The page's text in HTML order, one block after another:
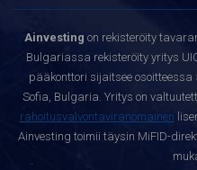
Ainvesting on rekisteröity
Bulgariassa rekisteröity yritys
pääkonttori sijaitsee osoitteessa
Sofia, Bulgaria. Yritys on
rahoitusvalvontaviranomainen
Ainvesting toimii täysin MiFID-